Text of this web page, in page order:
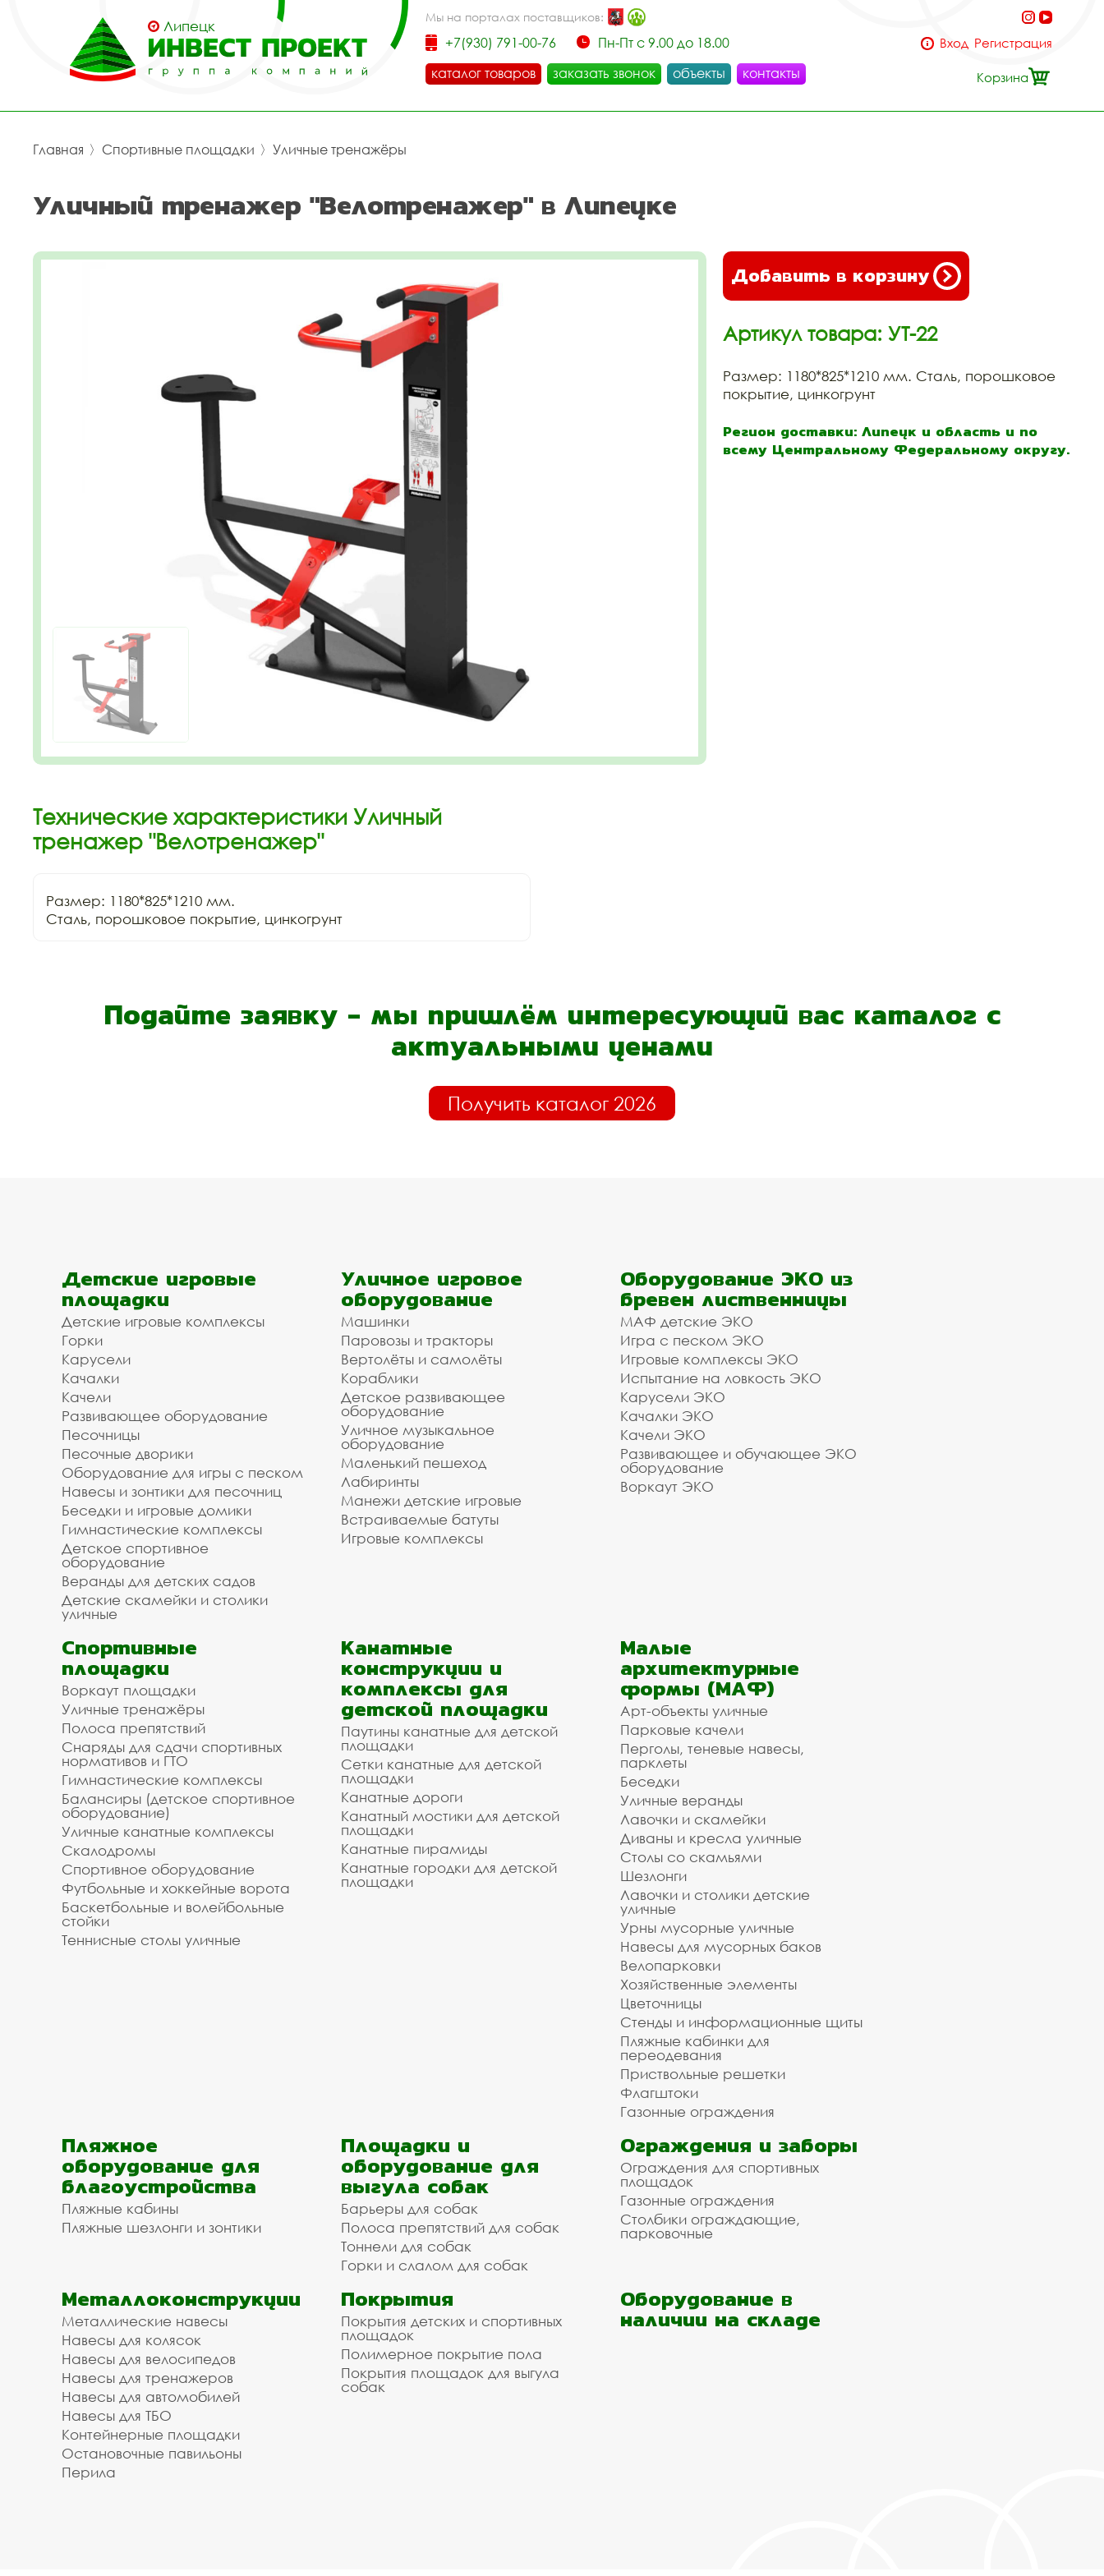
Липецк
Мы на порталах поставщиков:
+7(930) 791-00-76
Пн-Пт с 9.00 до 18.00
каталог товаров
заказать звонок объекты контакты
Вход Регистрация
Корзина
Главная 〉 Спортивные площадки 〉 Уличные тренажёры
Уличный тренажер "Велотренажер" в Липецке
Добавить в корзину
Артикул товара: УТ-22
Размер: 1180*825*1210 мм. Сталь, порошковое
покрытие, цинкогрунт
Регион доставки: Липецк и область и по
всему Центральному Федеральному округу.
Технические характеристики Уличный
тренажер "Велотренажер"
Размер: 1180*825*1210 мм.
Сталь, порошковое покрытие, цинкогрунт
Подайте заявку - мы пришлём интересующий вас каталог с
актуальными ценами
Получить каталог 2026
Детские игровые
площадки
Детские игровые комплексы
Горки
Карусели
Качалки
Качели
Развивающее оборудование
Песочницы
Песочные дворики
Оборудование для игры с песком
Навесы и зонтики для песочниц
Беседки и игровые домики
Гимнастические комплексы
Детское спортивное
оборудование
Веранды для детских садов
Детские скамейки и столики
уличные
Уличное игровое
оборудование
Машинки
Паровозы и тракторы
Вертолёты и самолёты
Кораблики
Детское развивающее
оборудование
Уличное музыкальное
оборудование
Маленький пешеход
Лабиринты
Манежи детские игровые
Встраиваемые батуты
Игровые комплексы
Оборудование ЭКО из
бревен лиственницы
МАФ детские ЭКО
Игра с песком ЭКО
Игровые комплексы ЭКО
Испытание на ловкость ЭКО
Карусели ЭКО
Качалки ЭКО
Качели ЭКО
Развивающее и обучающее ЭКО
оборудование
Воркаут ЭКО
Спортивные
площадки
Воркаут площадки
Уличные тренажёры
Полоса препятствий
Снаряды для сдачи спортивных
нормативов и ГТО
Гимнастические комплексы
Балансиры (детское спортивное
оборудование)
Уличные канатные комплексы
Скалодромы
Спортивное оборудование
Футбольные и хоккейные ворота
Баскетбольные и волейбольные
стойки
Теннисные столы уличные
Канатные
конструкции и
комплексы для
детской площадки
Паутины канатные для детской
площадки
Сетки канатные для детской
площадки
Канатные дороги
Канатный мостики для детской
площадки
Канатные пирамиды
Канатные городки для детской
площадки
Малые
архитектурные
формы (МАФ)
Арт-объекты уличные
Парковые качели
Перголы, теневые навесы,
парклеты
Беседки
Уличные веранды
Лавочки и скамейки
Диваны и кресла уличные
Столы со скамьями
Шезлонги
Лавочки и столики детские
уличные
Урны мусорные уличные
Навесы для мусорных баков
Велопарковки
Хозяйственные элементы
Цветочницы
Стенды и информационные щиты
Пляжные кабинки для
переодевания
Приствольные решетки
Флагштоки
Газонные ограждения
Пляжное
оборудование для
благоустройства
Пляжные кабины
Пляжные шезлонги и зонтики
Площадки и
оборудование для
выгула собак
Барьеры для собак
Полоса препятствий для собак
Тоннели для собак
Горки и слалом для собак
Ограждения и заборы
Ограждения для спортивных
площадок
Газонные ограждения
Столбики ограждающие,
парковочные
Металлоконструкции
Металлические навесы
Навесы для колясок
Навесы для велосипедов
Навесы для тренажеров
Навесы для автомобилей
Навесы для ТБО
Контейнерные площадки
Остановочные павильоны
Перила
Покрытия
Покрытия детских и спортивных
площадок
Полимерное покрытие пола
Покрытия площадок для выгула
собак
Оборудование в
наличии на складе